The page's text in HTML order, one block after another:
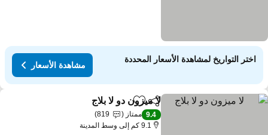
اختر التواريخ لمشاهدة الأسعار المحددة
مشاهدة الأسعار
مشاركةAdd to favorites
لا ميزون دو لا بلاج
9.4 ممتاز
819
9.1 كم إلى وسط المدينة